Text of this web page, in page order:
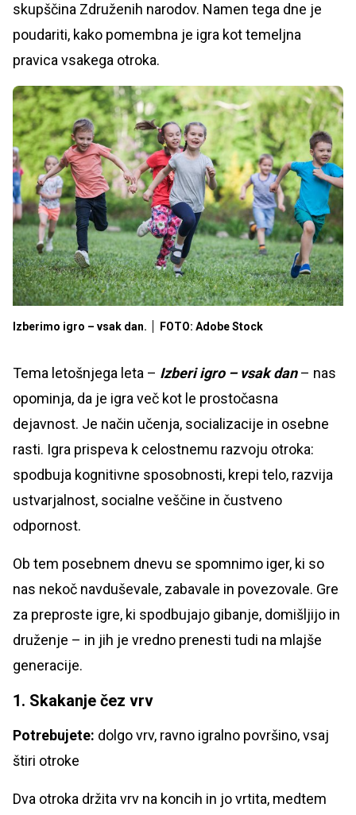
skupščina Združenih narodov. Namen tega dne je
poudariti, kako pomembna je igra kot temeljna
pravica vsakega otroka.
Izberimo igro – vsak dan. FOTO: Adobe Stock
Tema letošnjega leta – Izberi igro – vsak dan– nas
opominja, da je igra več kot le prostočasna
dejavnost. Je način učenja, socializacije in osebne
rasti. Igra prispeva k celostnemu razvoju otroka:
spodbuja kognitivne sposobnosti, krepi telo, razvija
ustvarjalnost, socialne veščine in čustveno
odpornost.
Ob tem posebnem dnevu se spomnimo iger, ki so
nas nekoč navduševale, zabavale in povezovale. Gre
za preproste igre, ki spodbujajo gibanje, domišljijo in
druženje – in jih je vredno prenesti tudi na mlajše
generacije.
1. Skakanje čez vrv
Potrebujete: dolgo vrv, ravno igralno površino, vsaj
štiri otroke
Dva otroka držita vrv na koncih in jo vrtita, medtem